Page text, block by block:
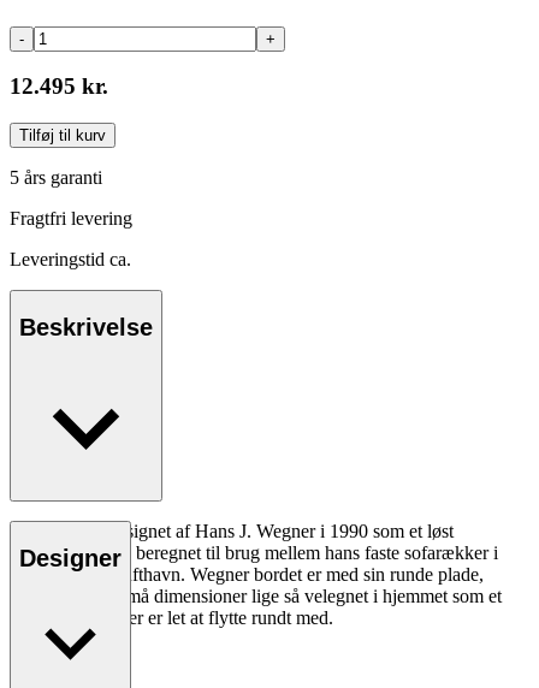
- +
12.495 kr.
Tilføj til kurv
5 års garanti
Fragtfri levering
Leveringstid ca.
Beskrivelse
CH415 blev designet af Hans J. Wegner i 1990 som et løst
frasætningsbord beregnet til brug mellem hans faste sofarækker i
Københavns Lufthavn. Wegner bordet er med sin runde plade,
slanke ben og små dimensioner lige så velegnet i hjemmet som et
lille lavt bord, der er let at flytte rundt med.
Læs mere
Designer